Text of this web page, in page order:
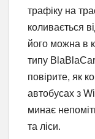
трафіку на
коливається
його можна в
типу
повірите, як
автобусах з
минає
та ліси.